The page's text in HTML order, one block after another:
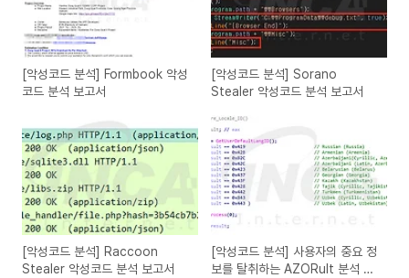
[악성코드 분석] Formbook 악성
코드 분석 보고서
[악성코드 분석] Sorano
Stealer 악성코드 분석 보고서
[악성코드 분석] Raccoon
Stealer 악성코드 분석 보고서
[악성코드 분석] 사용자의 중요 정
보를 탈취하는 AZORult 분석 보